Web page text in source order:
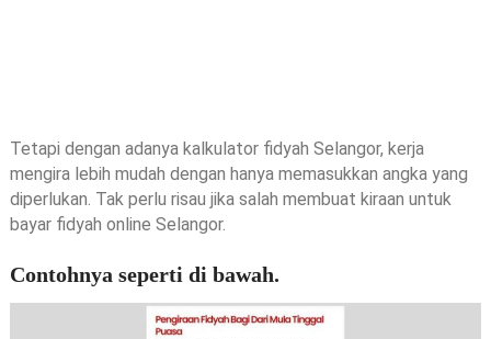
Tetapi dengan adanya kalkulator fidyah Selangor, kerja
mengira lebih mudah dengan hanya memasukkan angka yang
diperlukan. Tak perlu risau jika salah membuat kiraan untuk
bayar fidyah online Selangor.
Contohnya seperti di bawah.